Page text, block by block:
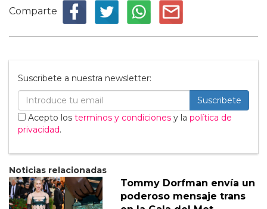
Comparte
Suscribete a nuestra newsletter:
Suscribete
Acepto los terminos y condiciones y la política de
privacidad.
Noticias relacionadas
Tommy Dorfman envía un
poderoso mensaje trans